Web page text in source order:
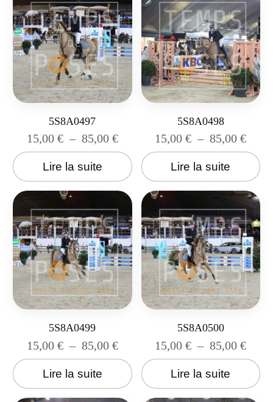
5S8A0497
15,00 € – 85,00 €
Lire la suite
5S8A0498
15,00€ – 85,00€
Lire la suite
5S8A0499
15,00 € – 85,00 €
Lire la suite
5S8A0500
15,00€ – 85,00€
Lire la suite